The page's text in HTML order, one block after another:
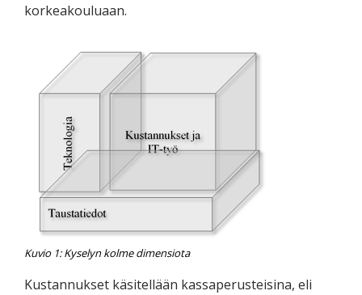
korkeakouluaan.
Kuvio 1: Kyselyn kolme dimensiota
Kustannukset käsitellään kassaperusteisina, eli